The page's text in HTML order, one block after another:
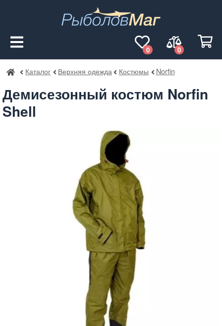
0
0
РыболовМаг
Каталог Верхняя одежда Костюмы Norfin
Демисезонный костюм Norfin
Shell